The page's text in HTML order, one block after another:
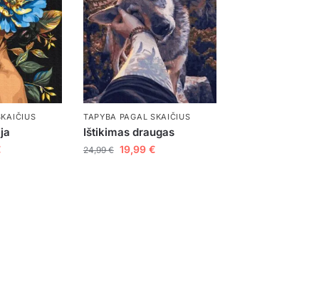
TAPYBA PAGAL SKAIČIUS
Ištikimas draugas
24,99€ 19,99 €